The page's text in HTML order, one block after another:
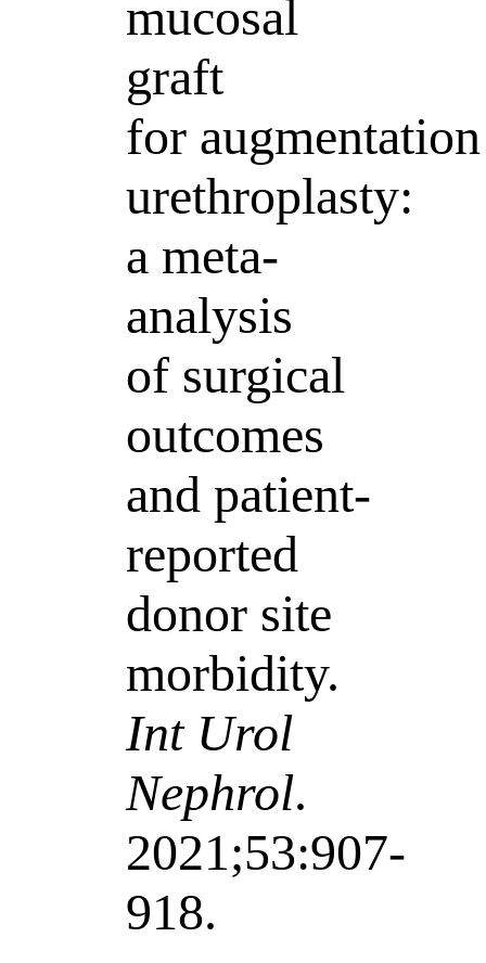
mucosal
graft
for augmentation
urethroplasty:
a meta-
analysis
of surgical
outcomes
and patient-
reported
donor site
morbidity.
Int Urol
Nephrol.
2021;53:907-
918.